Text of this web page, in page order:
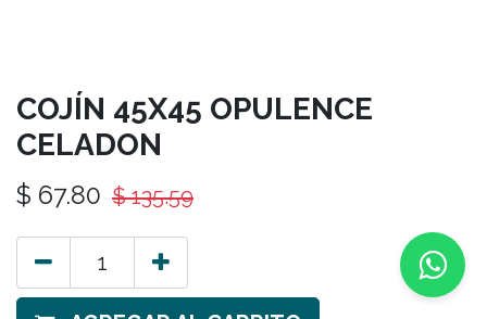
COJÍN 45X45 OPULENCE
CELADON
$ 67.80 $135.59